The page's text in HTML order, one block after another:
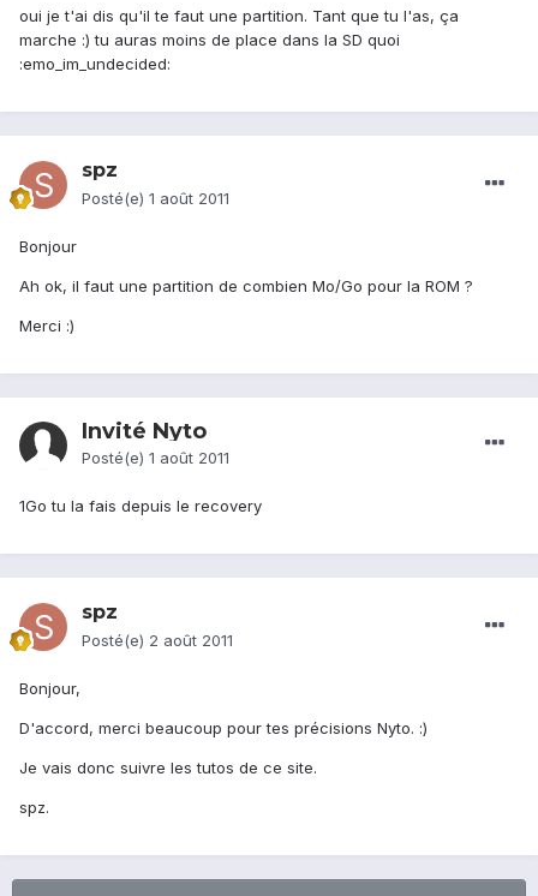
oui je t'ai dis qu'il te faut une partition. Tant que tu l'as, ça
marche :) tu auras moins de place dans la SD quoi
:emo_im_undecided:
spz
Posté(e) 1 août 2011
Bonjour
Ah ok, il faut une partition de combien Mo/Go pour la ROM ?
Merci :)
Invité Nyto
Posté(e) 1 août 2011
1Go tu la fais depuis le recovery
spz
Posté(e) 2 août 2011
Bonjour,
D'accord, merci beaucoup pour tes précisions Nyto. :)
Je vais donc suivre les tutos de ce site.
spz.